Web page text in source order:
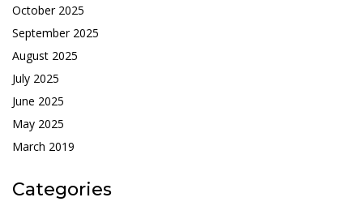
October 2025
September 2025
August 2025
July 2025
June 2025
May 2025
March 2019
Categories